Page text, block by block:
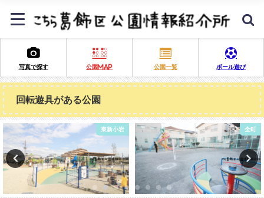
写真で探す 公園MAP 公園一覧 ボール遊び
回転遊具がある公園
金町 亀有